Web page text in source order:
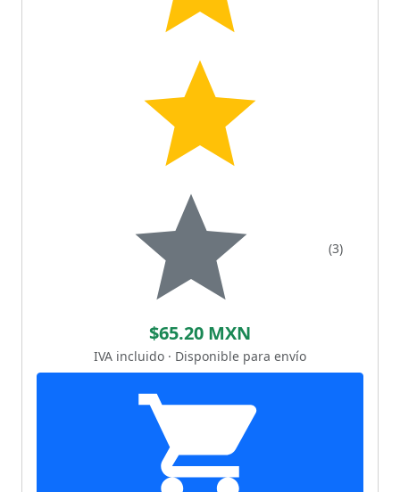
(3)
$65.20 MXN
IVA incluido · Disponible para envío